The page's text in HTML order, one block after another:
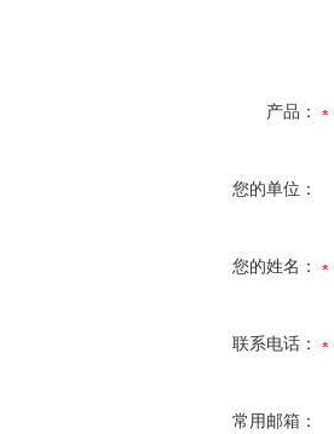
产品：
您的单位：
您的姓名：
联系电话：
常用邮箱：